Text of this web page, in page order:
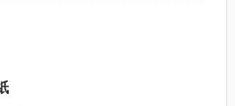
エストに応じて利用できます。 私たちの
間が作った紙に近い品質を持ちながら、価